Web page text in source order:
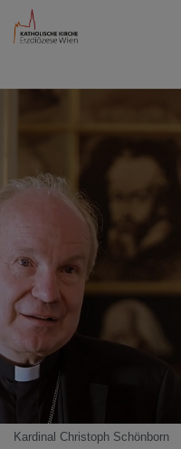
Kardinal Christoph Schönborn